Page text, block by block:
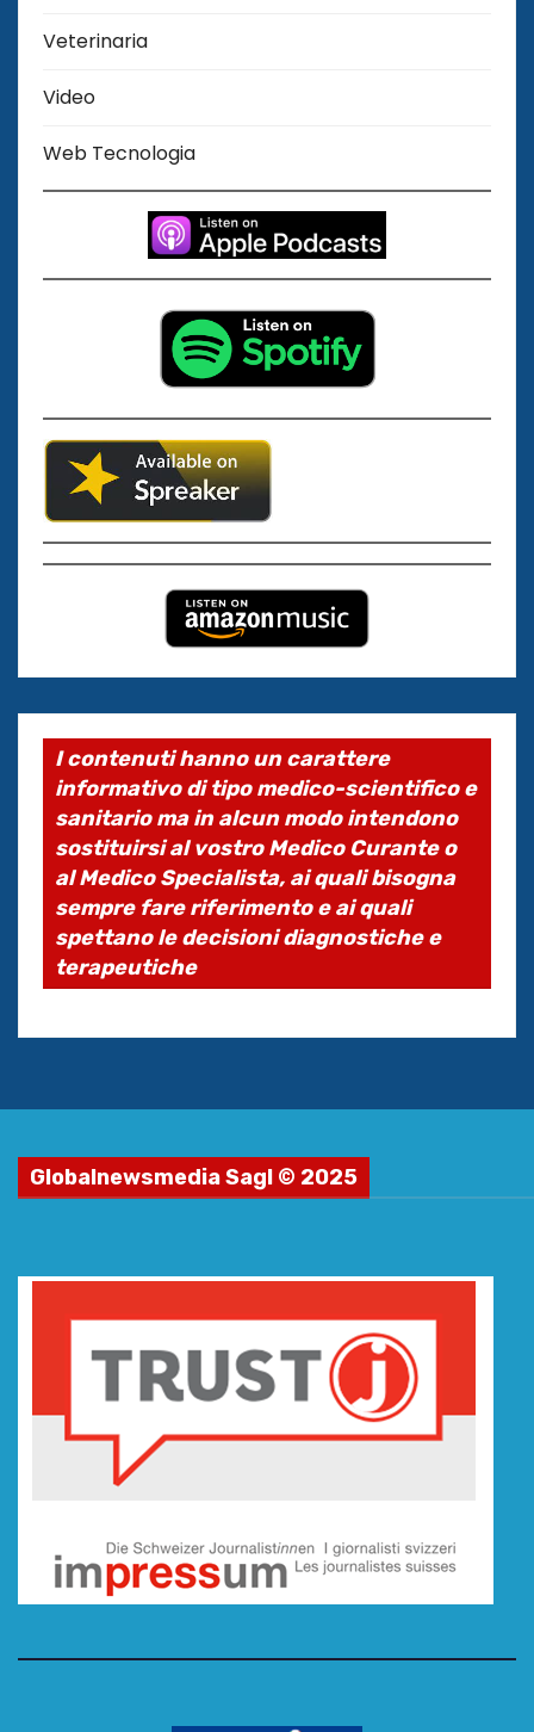
Veterinaria
Video
Web Tecnologia
I contenuti hanno un carattere
informativo di tipo medico-scientifico e
sanitario ma in alcun modo intendono
sostituirsi al vostro Medico Curante o
al Medico Specialista, ai quali bisogna
sempre fare riferimento e ai quali
spettano le decisioni diagnostiche e
terapeutiche
Globalnewsmedia Sagl © 2025